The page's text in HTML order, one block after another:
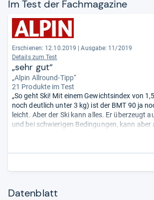
Im Test der Fach­ma­ga­zine
Erschienen: 12.10.2019
Ausgabe: 11/2019
Details zum Test
„sehr gut“
„Alpin Allround-Tipp“
21 Produkte im Test
„So geht Ski! Mit einem Gewichtsindex von
noch deutlich unter 3 kg) ist der BMT 90 ja
leicht. Aber der Ski kann alles. Er überzeugt
und bei schwierigen Bedingungen, kann
gemütlich. Und er will auch nicht auffällig
Tourenski. ...“
Datenblatt